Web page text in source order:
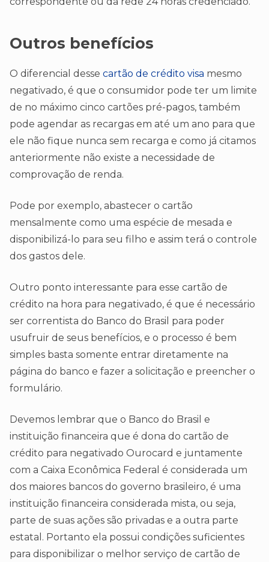
Outros benefícios
O diferencial desse cartão de crédito visa mesmo
negativado, é que o consumidor pode ter um limite
de no máximo cinco cartões pré-pagos, também
pode agendar as recargas em até um ano para que
ele não fique nunca sem recarga e como já citamos
anteriormente não existe a necessidade de
comprovação de renda.
Pode por exemplo, abastecer o cartão
mensalmente como uma espécie de mesada e
disponibilizá-lo para seu filho e assim terá o controle
dos gastos dele.
Outro ponto interessante para esse cartão de
crédito na hora para negativado, é que é necessário
ser correntista do Banco do Brasil para poder
usufruir de seus benefícios, e o processo é bem
simples basta somente entrar diretamente na
página do banco e fazer a solicitação e preencher o
formulário.
Devemos lembrar que o Banco do Brasil e
instituição financeira que é dona do cartão de
crédito para negativado Ourocard e juntamente
com a Caixa Econômica Federal é considerada um
dos maiores bancos do governo brasileiro, é uma
instituição financeira considerada mista, ou seja,
parte de suas ações são privadas e a outra parte
estatal. Portanto ela possui condições suficientes
para disponibilizar o melhor serviço de cartão de